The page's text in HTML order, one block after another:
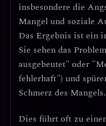
insbesondere die
Mangel und soziale
Das Ergebnis ist ein
Sie sehen das
ausgebeutet" oder
fehlerhaft") und
Schmerz des Mangels.
Dies führt oft zu